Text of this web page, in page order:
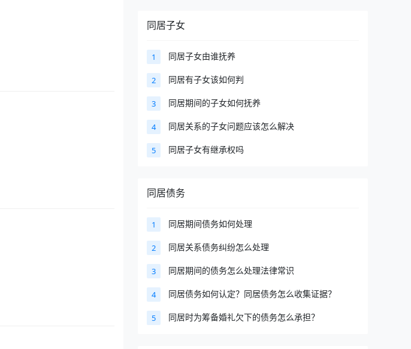
同居子女
1 同居子女由谁抚养
2 同居有子女该如何判
3 同居期间的子女如何抚养
4 同居关系的子女问题应该怎么解决
5 同居子女有继承权吗
同居债务
1 同居期间债务如何处理
2 同居关系债务纠纷怎么处理
3 同居期间的债务怎么处理法律常识
4 同居债务如何认定？同居债务怎么收集证据？
5 同居时为筹备婚礼欠下的债务怎么承担？